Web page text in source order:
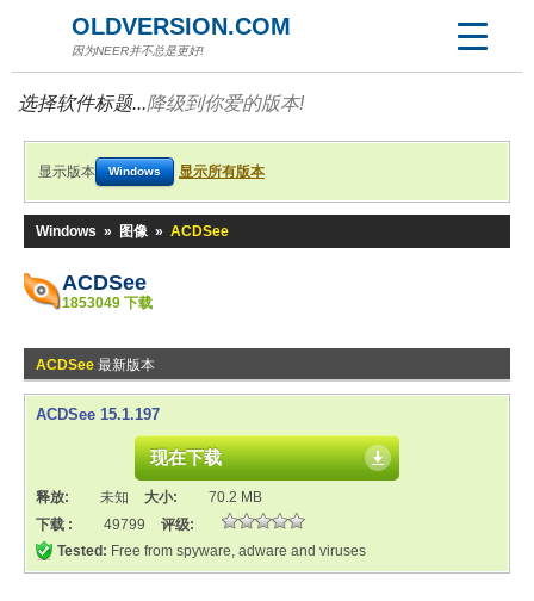
OLDVERSION.COM
因为NEER并不总是更好!
选择软件标题...降级到你爱的版本!
显示版本 Windows 显示所有版本
Windows » 图像 » ACDSee
ACDSee
1853049 下载
ACDSee 最新版本
ACDSee 15.1.197
现在下载
释放: 未知 大小:
70.2 MB
下载 :
49799
评级:
Tested: Free from spyware, adware and viruses